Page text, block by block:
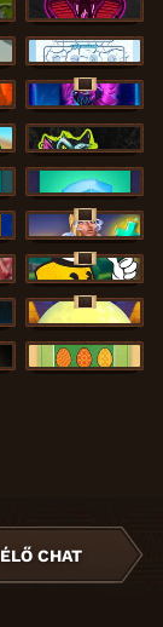
Born Wild
Break the Ice
ÚJ
Feel the Beat
Chaos Crew Scratch
Coins
ÚJ
Divine Drop
ÚJ
Drop’em
ÚJ
Desert Temple
Eggstra Cash
ÉLŐ CHAT